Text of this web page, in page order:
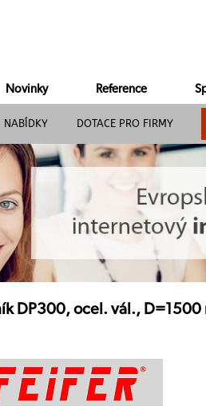
Novinky Reference
NABÍDKY DOTACE PRO FIRMY
DP300, ocel. vál., D=1500